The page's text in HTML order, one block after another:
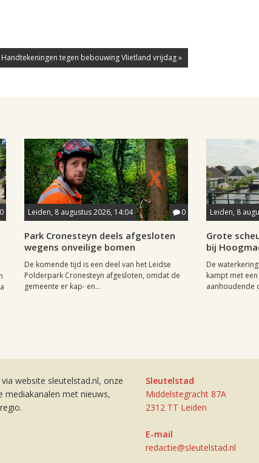
Handtekeningen tegen bebouwing Vlietland vrijdag »
0 Leiden, 8 augustus 2026, 14:04 0
Park Cronesteyn deels afgesloten
wegens onveilige bomen
De komende tijd is een deel van het Leidse
Polderpark Cronesteyn afgesloten, omdat de
gemeente er kap- en...
Leiden, 8
Grote
bij
De
kampt met
aanhoudende
website sleutelstad.nl, onze
mediakanalen met nieuws,
Sleutelstad
Middelstegracht 87A
2312 TT Leiden
E-mail
redactie@sleutelstad.nl